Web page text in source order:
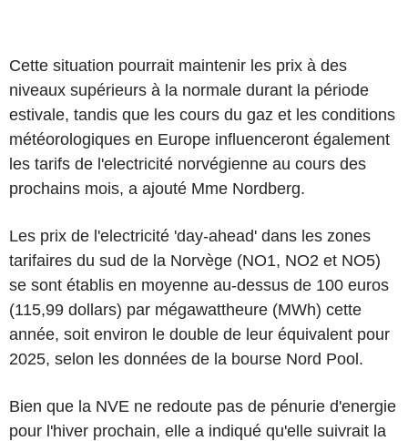
Cette situation pourrait maintenir les prix à des
niveaux supérieurs à la normale durant la période
estivale, tandis que les cours du gaz et les conditions
météorologiques en Europe influenceront également
les tarifs de l'electricité norvégienne au cours des
prochains mois, a ajouté Mme Nordberg.
Les prix de l'electricité 'day-ahead' dans les zones
tarifaires du sud de la Norvège (NO1, NO2 et NO5)
se sont établis en moyenne au-dessus de 100 euros
(115,99 dollars) par mégawattheure (MWh) cette
année, soit environ le double de leur équivalent pour
2025, selon les données de la bourse Nord Pool.
Bien que la NVE ne redoute pas de pénurie d'energie
pour l'hiver prochain, elle a indiqué qu'elle suivrait la